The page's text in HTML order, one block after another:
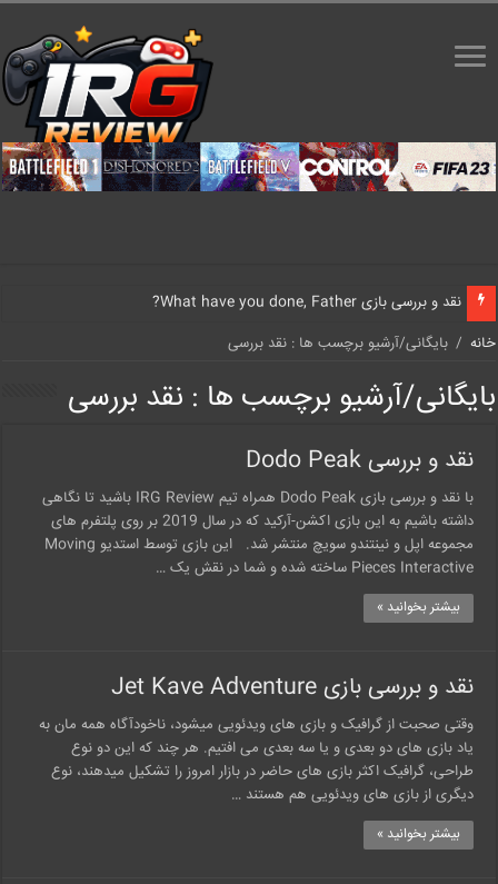
نقد و بررسی بازی What have you done, Father?
خانه / بایگانی/آرشیو برچسب ها : نقد بررسی
بایگانی/آرشیو برچسب ها : نقد بررسی
نقد و بررسی Dodo Peak
با نقد و بررسی بازی Dodo Peak همراه تیم IRG Review باشید تا نگاهی
داشته باشیم به این بازی اکشن-آرکید که در سال 2019 بر روی پلتفرم های
مجموعه اپل و نینتندو سویچ منتشر شد. این بازی توسط استدیو Moving
Pieces Interactive ساخته شده و شما در نقش یک …
بیشتر بخوانید »
نقد و بررسی بازی Jet Kave Adventure
وقتی صحبت از گرافیک و بازی های ویدئویی میشود، ناخودآگاه همه مان به
یاد بازی های دو بعدی و یا سه بعدی می افتیم. هر چند که این دو نوع
طراحی، گرافیک اکثر بازی های حاضر در بازار امروز را تشکیل میدهند، نوع
دیگری از بازی های ویدئویی هم هستند …
بیشتر بخوانید »